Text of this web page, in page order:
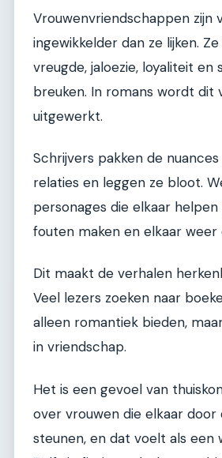
Vrouwenvriendschappen zijn
ingewikkelder dan ze lijken.
vreugde, jaloezie, loyaliteit en
breuken. In romans wordt dit
uitgewerkt.
Schrijvers pakken de
relaties en leggen ze bloot.
personages die elkaar helpen
fouten maken en elkaar weer
Dit maakt de verhalen
Veel lezers zoeken naar
alleen romantiek bieden,
in vriendschap.
Het is een gevoel van
over vrouwen die elkaar door
steunen, en dat voelt als een